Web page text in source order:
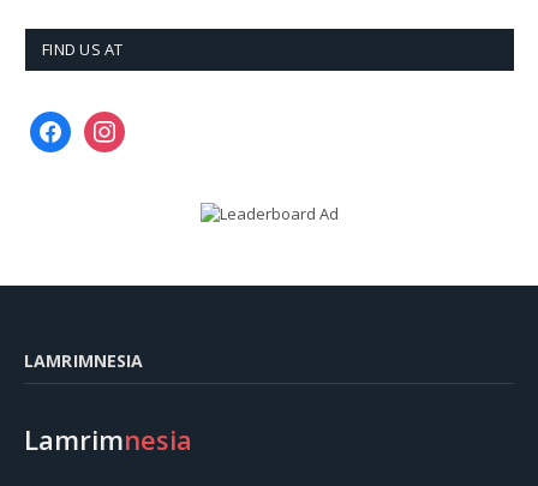
FIND US AT
facebookinstagram
LAMRIMNESIA
Lamrimnesia